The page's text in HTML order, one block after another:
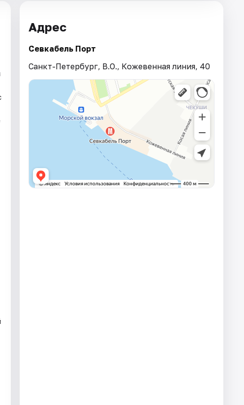
Адрес
Севкабель Порт
Санкт-Петербург, В.О., Кожевенная линия, 40